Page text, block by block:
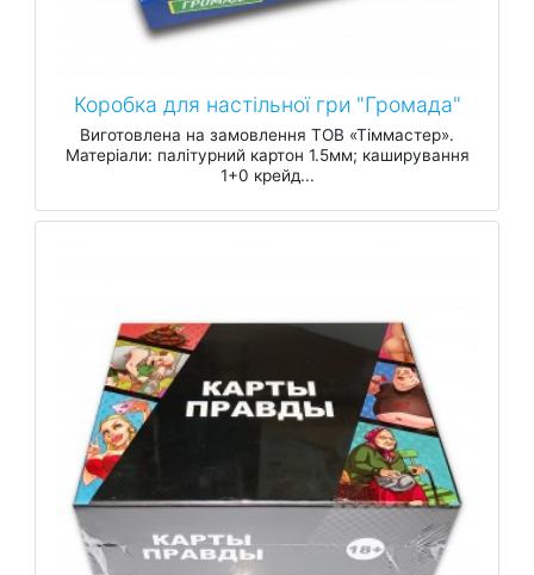
Коробка для настільної гри "Громада"
Виготовлена на замовлення ТОВ «Тіммастер».
Матеріали: палітурний картон 1.5мм; каширування
1+0 крейд...